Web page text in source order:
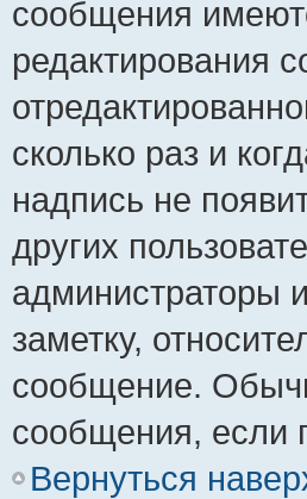
сообщения
редактирования
сколько раз и
надпись не
других
администраторы
заметку,
сообщение.
сообщения, если
Вернуться